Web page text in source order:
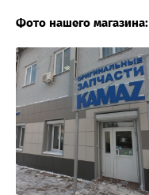
Фото нашего магазина: